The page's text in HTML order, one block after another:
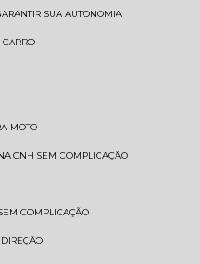
SUA AUTONOMIA
CARRO
MOTO
CNH SEM COMPLICAÇÃO
COMPLICAÇÃO